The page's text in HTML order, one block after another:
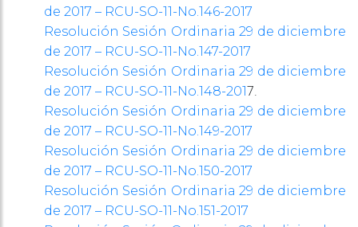
de 2017 – RCU-SO-11-No.146-2017
Resolución Sesión Ordinaria 29 de diciembre
de 2017 – RCU-SO-11-No.147-2017
Resolución Sesión Ordinaria 29 de diciembre
de 2017 – RCU-SO-11-No.148-2017.
Resolución Sesión Ordinaria 29 de diciembre
de 2017 – RCU-SO-11-No.149-2017
Resolución Sesión Ordinaria 29 de diciembre
de 2017 – RCU-SO-11-No.150-2017
Resolución Sesión Ordinaria 29 de diciembre
de 2017 – RCU-SO-11-No.151-2017